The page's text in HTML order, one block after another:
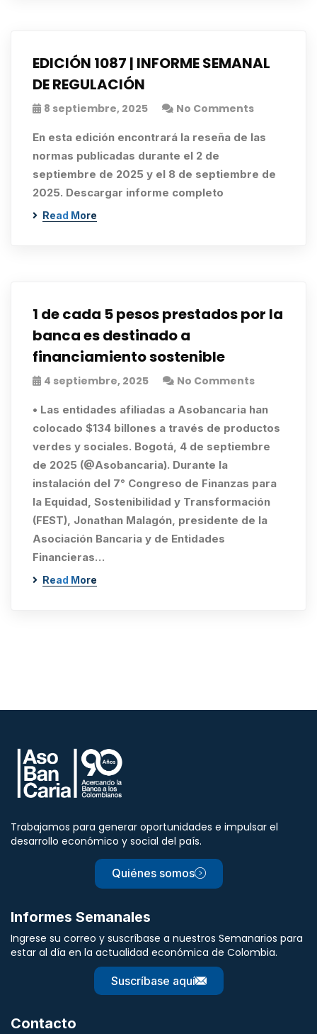
EDICIÓN 1087 | INFORME SEMANAL
DE REGULACIÓN
8 septiembre, 2025 No Comments
En esta edición encontrará la reseña de las
normas publicadas durante el 2 de
septiembre de 2025 y el 8 de septiembre de
2025. Descargar informe completo
Read More
1 de cada 5 pesos prestados por la
banca es destinado a
financiamiento sostenible
4 septiembre, 2025 No Comments
• Las entidades afiliadas a Asobancaria han
colocado $134 billones a través de productos
verdes y sociales. Bogotá, 4 de septiembre
de 2025 (@Asobancaria). Durante la
instalación del 7° Congreso de Finanzas para
la Equidad, Sostenibilidad y Transformación
(FEST), Jonathan Malagón, presidente de la
Asociación Bancaria y de Entidades
Financieras…
Read More
Trabajamos para generar oportunidades e impulsar el
desarrollo económico y social del país.
Quiénes somos
Informes Semanales
Ingrese su correo y suscríbase a nuestros Semanarios para
estar al día en la actualidad económica de Colombia.
Suscríbase aquí
Contacto